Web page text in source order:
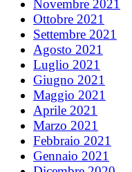
Novembre 2021
Ottobre 2021
Settembre 2021
Agosto 2021
Luglio 2021
Giugno 2021
Maggio 2021
Aprile 2021
Marzo 2021
Febbraio 2021
Gennaio 2021